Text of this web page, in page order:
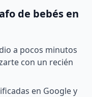
de bebés en
a pocos minutos
con un recién
en Google y